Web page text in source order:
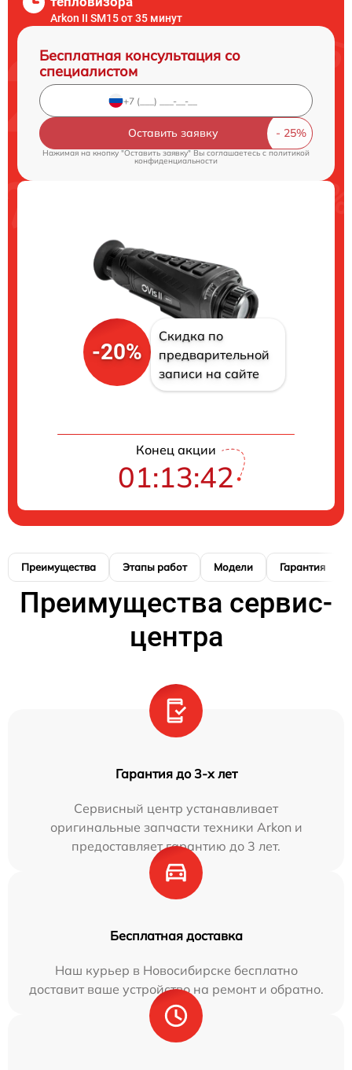
Arkon II SM15 от 35 минут
Бесплатная консультация со
специалистом
Оставить заявку
Нажимая на кнопку "Оставить заявку" Вы соглашаетесь c политикой
конфиденциальности
-20%
Скидка по
предварительной
записи на сайте
Конец акции
01:13:41
Преимущества Этапы работ Модели Гарантия
Преимущества сервис-
центра
Гарантия до 3-х лет
Сервисный центр устанавливает
оригинальные запчасти техники Arkon и
предоставляет гарантию до 3 лет.
Бесплатная доставка
Наш курьер в Новосибирске бесплатно
доставит ваше устройство на ремонт и обратно.